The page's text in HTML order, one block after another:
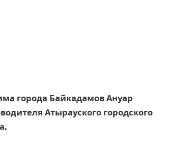
города Байкадамов Ануар
Атырауского городского